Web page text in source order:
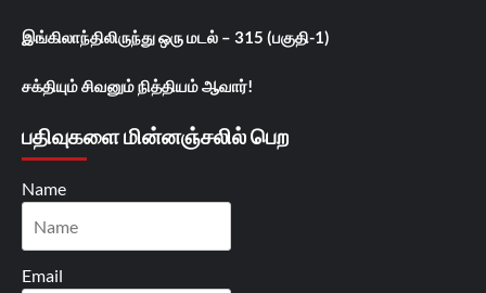
இங்கிலாந்திலிருந்து ஒரு மடல் – 315 (பகுதி-1)
சக்தியும் சிவனும் நித்தியம் ஆவார்!
பதிவுகளை மின்னஞ்சலில் பெற
Name
Email